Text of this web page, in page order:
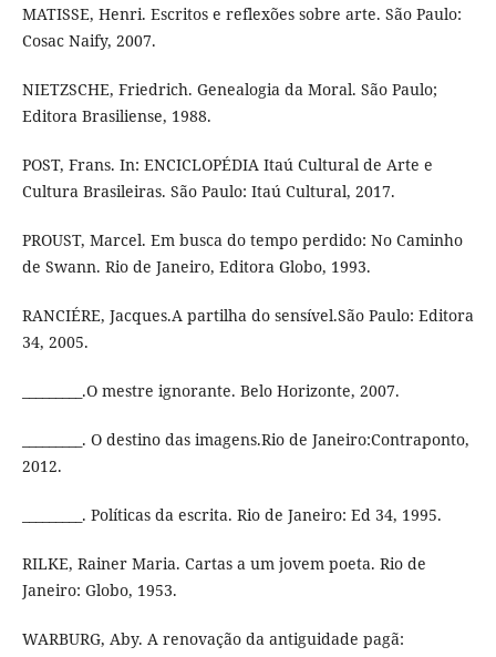
MATISSE, Henri. Escritos e reflexões sobre arte. São Paulo:
Cosac Naify, 2007.
NIETZSCHE, Friedrich. Genealogia da Moral. São Paulo;
Editora Brasiliense, 1988.
POST, Frans. In: ENCICLOPÉDIA Itaú Cultural de Arte e
Cultura Brasileiras. São Paulo: Itaú Cultural, 2017.
PROUST, Marcel. Em busca do tempo perdido: No Caminho
de Swann. Rio de Janeiro, Editora Globo, 1993.
RANCIÉRE, Jacques.A partilha do sensível.São Paulo: Editora
34, 2005.
_________.O mestre ignorante. Belo Horizonte, 2007.
_________. O destino das imagens.Rio de Janeiro:Contraponto,
2012.
_________. Políticas da escrita. Rio de Janeiro: Ed 34, 1995.
RILKE, Rainer Maria. Cartas a um jovem poeta. Rio de
Janeiro: Globo, 1953.
WARBURG, Aby. A renovação da antiguidade pagã: